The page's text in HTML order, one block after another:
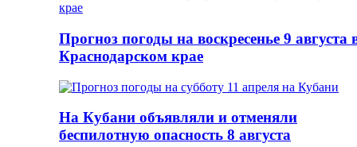
Прогноз погоды на воскресенье 9 августа
Краснодарском крае
На Кубани объявляли и отменяли
беспилотную опасность 8 августа